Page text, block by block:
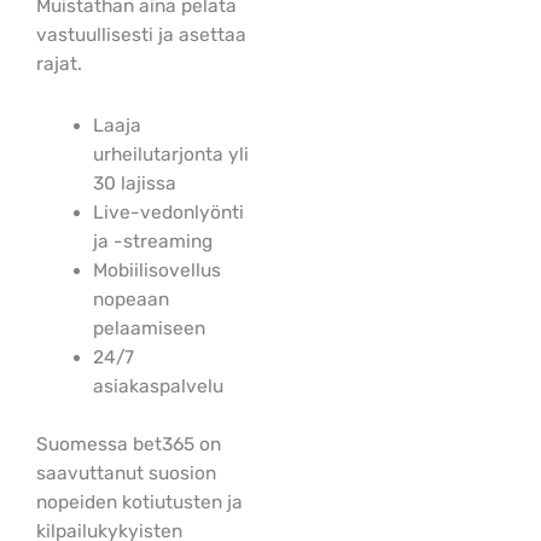
Muistathan aina pelata
vastuullisesti ja asettaa
rajat.
Laaja
urheilutarjonta yli
30 lajissa
Live-vedonlyönti
ja -streaming
Mobiilisovellus
nopeaan
pelaamiseen
24/7
asiakaspalvelu
Suomessa bet365 on
saavuttanut suosion
nopeiden kotiutusten ja
kilpailukykyisten